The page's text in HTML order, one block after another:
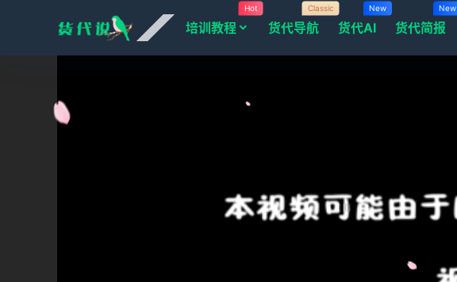
培训教程
Hot
货代导航
Classic
货代AI
New
货代简报
New